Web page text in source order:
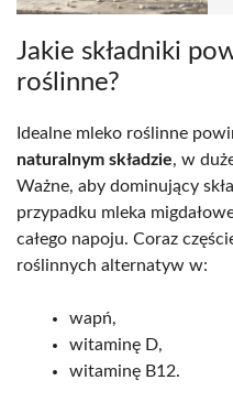
Jakie składniki
roślinne?
Idealne mleko roślinne
naturalnym składzie, w
Ważne, aby dominujący
przypadku mleka
całego napoju. Coraz
roślinnych alternatyw w:
wapń,
witaminę D,
witaminę B12.